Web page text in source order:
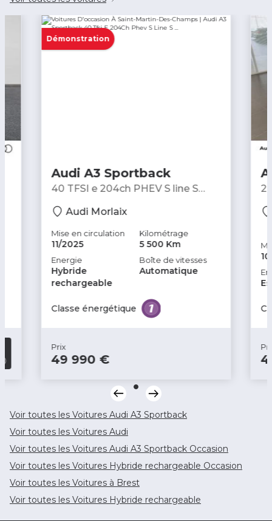
Commandes vocales
Eclairage d'ambiance
Eclairage statique d'intersection
Ecran couleur
Ecran multifonction couleur
Feux arrière à LED
Feux de position à LED
Fixations Isofix aux places arrières
Inserts de porte métal
Inserts de tableau de bord métal
Interface Media
Démonstration
Audi A3 Sportback
40 TFSI e 204ch PHEV S line S
Audi Morlaix
Mise en circulation
11/2025
Kilométrage
5 500 Km
Energie
Hybride
rechargeable
Boîte de vitesses
Automatique
Classe énergétique
Prix
49 990 €
Voir toutes les Voitures Audi A3 Sportback
Voir toutes les Voitures Audi
Voir toutes les Voitures Audi A3 Sportback Occasion
Voir toutes les Voitures Hybride rechargeable Occasion
Voir toutes les Voitures à Brest
Voir toutes les Voitures Hybride rechargeable